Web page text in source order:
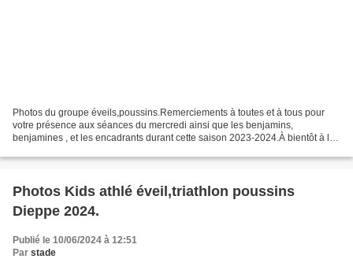
Photos du groupe éveils,poussins.Remerciements à toutes et à tous pour
votre présence aux séances du mercredi ainsi que les benjamins,
benjamines , et les encadrants durant cette saison 2023-2024.À bientôt à la
Photos Kids athlé éveil,triathlon poussins
Dieppe 2024.
Publié le 10/06/2024 à 12:51
Par stade